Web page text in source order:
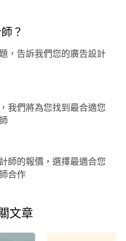
？
，告訴我們您的廣告設計
我們將為您找到最合適您
師的報價，選擇最適合您
合作
文章